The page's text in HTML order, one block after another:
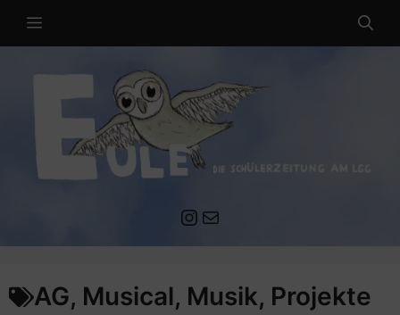
MENÜ
Instagram
Mail an die EULE Redaktion
AG, Musical, Musik, Projekte